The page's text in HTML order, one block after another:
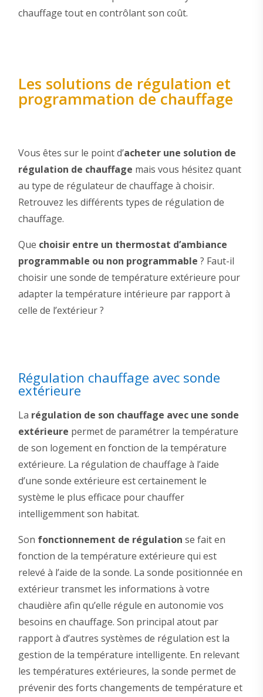
chauffage tout en contrôlant son coût.
Les solutions de régulation et
programmation de chauffage
Vous êtes sur le point d’acheter une solution de
régulation de chauffage mais vous hésitez quant
au type de régulateur de chauffage à choisir.
Retrouvez les différents types de régulation de
chauffage.
Que choisir entre un thermostat d’ambiance
programmable ou non programmable ? Faut-il
choisir une sonde de température extérieure pour
adapter la température intérieure par rapport à
celle de l’extérieur ?
Régulation chauffage avec sonde
extérieure
La régulation de son chauffage avec une sonde
extérieure permet de paramétrer la température
de son logement en fonction de la température
extérieure. La régulation de chauffage à l’aide
d’une sonde extérieure est certainement le
système le plus efficace pour chauffer
intelligemment son habitat.
Son fonctionnement de régulation se fait en
fonction de la température extérieure qui est
relevé à l’aide de la sonde. La sonde positionnée en
extérieur transmet les informations à votre
chaudière afin qu’elle régule en autonomie vos
besoins en chauffage. Son principal atout par
rapport à d’autres systèmes de régulation est la
gestion de la température intelligente. En relevant
les températures extérieures, la sonde permet de
prévenir des forts changements de température et